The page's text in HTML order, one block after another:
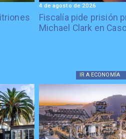
Fiscalía pide prisión
Michael Clark en
4 de agosto de 2026
IR A ECONOMÍA